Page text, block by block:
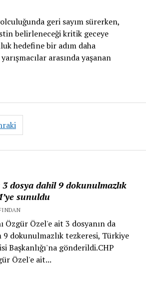
3 dosya dahil 9 dokunulmazlık
sunuldu
Özgür Özel'e ait 3 dosyanın da
dokunulmazlık tezkeresi, Türkiye
Başkanlığı'na gönderildi.CHP
Özel'e ait...
geri sayım sürerken,
belirleneceği kritik geceye
hedefine bir adım daha
arasında yaşanan